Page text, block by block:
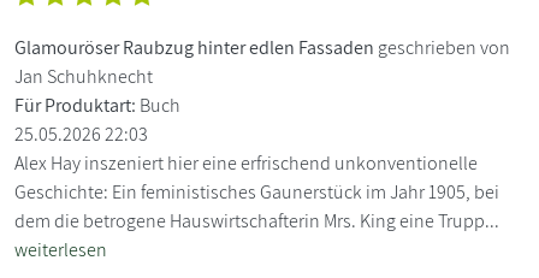
Glamouröser Raubzug hinter edlen Fassaden geschrieben von
Jan Schuhknecht
Für Produktart: Buch
25.05.2026 22:03
Alex Hay inszeniert hier eine erfrischend unkonventionelle
Geschichte: Ein feministisches Gaunerstück im Jahr 1905, bei
dem die betrogene Hauswirtschafterin Mrs. King eine Trupp...
weiterlesen